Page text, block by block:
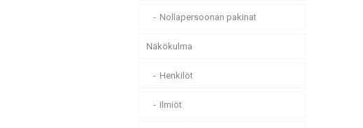
Nollapersoonan pakinat
Näkökulma
Henkilöt
Ilmiöt